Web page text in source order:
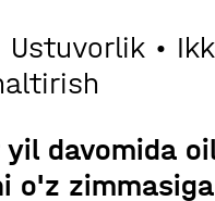
•
davomida
o'z